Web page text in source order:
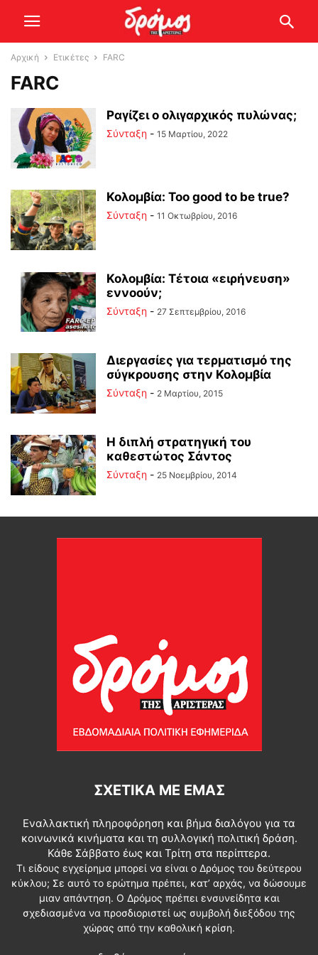
Αρχική Ετικέτες FARC
FARC
Ραγίζει ο ολιγαρχικός πυλώνας;
Σύνταξη - 15 Μαρτίου, 2022
Κολομβία: Too good to be true?
Σύνταξη - 11 Οκτωβρίου, 2016
Κολομβία: Τέτοια «ειρήνευση»
εννοούν;
Σύνταξη - 27 Σεπτεμβρίου, 2016
Διεργασίες για τερματισμό της
σύγκρουσης στην Κολομβία
Σύνταξη - 2 Μαρτίου, 2015
Η διπλή στρατηγική του
καθεστώτος Σάντος
Σύνταξη - 25 Νοεμβρίου, 2014
ΣΧΕΤΙΚΆ ΜΕ ΕΜΆΣ
Εναλλακτική πληροφόρηση και βήμα διαλόγου για τα
κοινωνικά κινήματα και τη συλλογική πολιτική δράση.
Κάθε Σάββατο έως και Τρίτη στα περίπτερα.
Τι είδους εγχείρημα μπορεί να είναι ο Δρόμος του δεύτερου
κύκλου; Σε αυτό το ερώτημα πρέπει, κατ’ αρχάς, να δώσουμε
μιαν απάντηση. Ο Δρόμος πρέπει ενσυνείδητα και
σχεδιασμένα να προσδιοριστεί ως συμβολή διεξόδου της
χώρας από την καθολική κρίση.